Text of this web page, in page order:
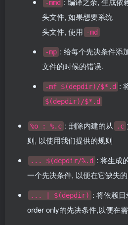
-mmd
头文件, 如果想要系统
头文件, 使用 -md
-mp : 给每个先决条件添
文件的时候的错误.
-mf $(depdir)/$*.d :
$(depdir)/$*.d
%o : %.c : 删除内建的从 .c
则, 以使用我们提供的规则
... $(depdir/%.d : 将生成
一个先决条件, 以便在它缺失
... | $(depdir) : 将依赖
order only的先决条件,以便在